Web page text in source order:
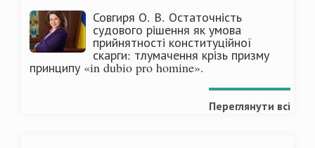
Совгиря О. В. Остаточність
судового рішення як умова
прийнятності конституційної
скарги: тлумачення крізь призму
принципу «in dubio pro homine».
Переглянути всі